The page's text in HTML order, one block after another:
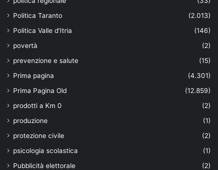
Politica Taranto
(2.013)
Politica Valle d'Itria
(146)
povertà
(2)
prevenzione e salute
(15)
Prima pagina
(4.301)
Prima Pagina Old
(12.859)
prodotti a Km 0
(2)
produzione
(1)
protezione civile
(2)
psicologia scolastica
(1)
Pubblicità elettorale
(2)